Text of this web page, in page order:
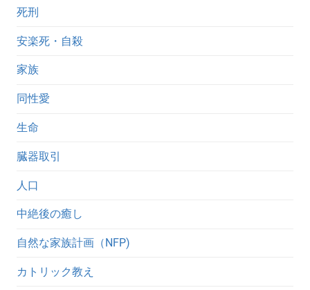
死刑
安楽死・自殺
家族
同性愛
生命
臓器取引
人口
中絶後の癒し
自然な家族計画（NFP)
カトリック教え